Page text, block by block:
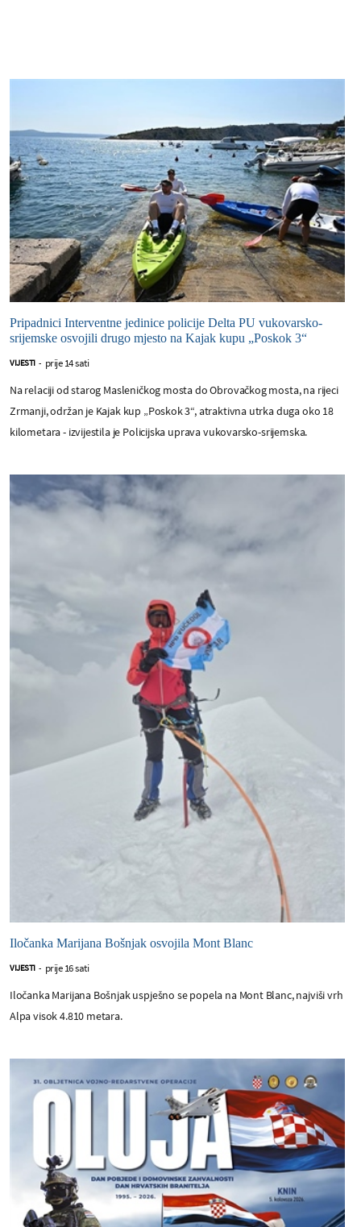
Pripadnici Interventne jedinice policije Delta PU vukovarsko-
srijemske osvojili drugo mjesto na Kajak kupu „Poskok 3“
VIJESTI - prije 14 sati
Na relaciji od starog Masleničkog mosta do Obrovačkog mosta, na rijeci
Zrmanji, održan je Kajak kup „Poskok 3“, atraktivna utrka duga oko 18
kilometara - izvijestila je Policijska uprava vukovarsko-srijemska.
Iločanka Marijana Bošnjak osvojila Mont Blanc
VIJESTI - prije 16 sati
Iločanka Marijana Bošnjak uspješno se popela na Mont Blanc, najviši vrh
Alpa visok 4.810 metara.